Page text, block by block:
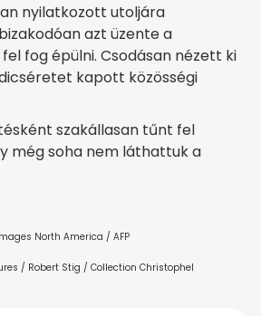
nyilatkozott utoljára
azt üzente a
fog épülni. Csodásan nézett ki
kapott közösségi
szakállasan tűnt fel
még soha nem láthattuk a
North America / AFP
/ Robert Stig / Collection Christophel